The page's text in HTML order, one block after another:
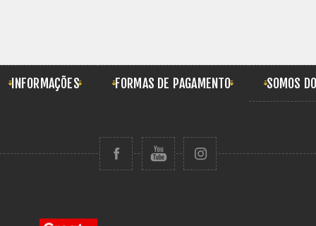
INFORMAÇÕES FORMAS DE PAGAMENTO SOMOS